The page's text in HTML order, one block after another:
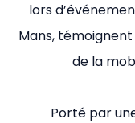
lors
Mans,
de la
Porté par